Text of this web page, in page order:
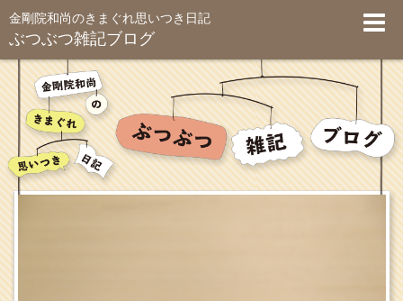
金剛院和尚のきまぐれ思いつき日記
ぶつぶつ雑記ブログ